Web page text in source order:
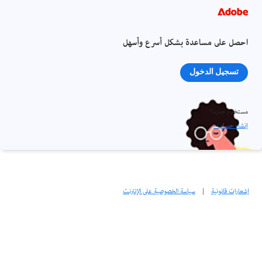
احصل على مساعدة بشكل أسرع وأسهل
تسجيل الدخول
مستخدم جديد؟
إنشاء حساب ›
إشعارات قانونية | سياسة الخصوصية على الإنترنت